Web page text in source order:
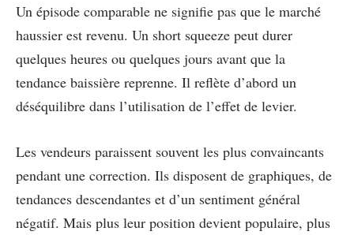
Un épisode comparable ne signifie pas que le marché
haussier est revenu. Un short squeeze peut durer
quelques heures ou quelques jours avant que la
tendance baissière reprenne. Il reflète d’abord un
déséquilibre dans l’utilisation de l’effet de levier.
Les vendeurs paraissent souvent les plus convaincants
pendant une correction. Ils disposent de graphiques, de
tendances descendantes et d’un sentiment général
négatif. Mais plus leur position devient populaire, plus